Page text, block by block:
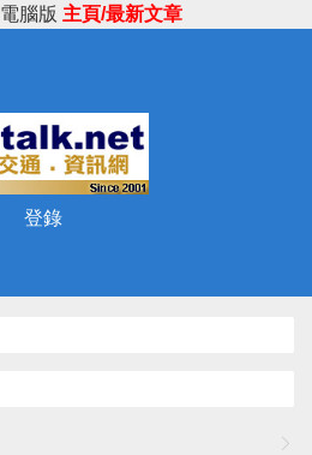
電腦版 主頁/最新文章
登錄